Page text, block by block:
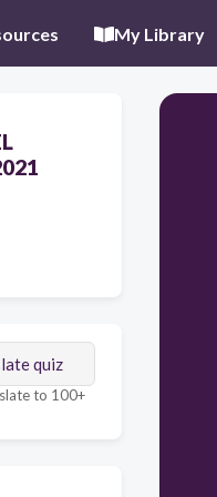
My Library
quiz
to 100+